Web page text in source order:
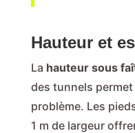
Hauteur et
La hauteur sous
des tunnels
problème. Les
1 m de largeur